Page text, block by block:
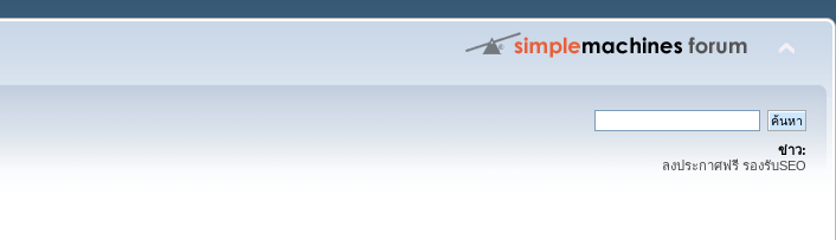
ข่าว:
ลงประกาศฟรี รองรับSEO